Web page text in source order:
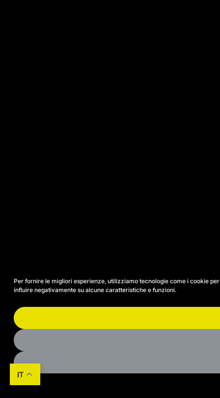
Per fornire le migliori esperienze, utilizziamo tecnologie come i cookie
influire negativamente su alcune caratteristiche e funzioni.
IT